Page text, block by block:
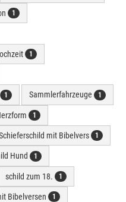
1
1
1 Sammlerfahrzeuge 1
1
mit Bibelvers 1
Hund 1
schild zum 18. 1
Bibelversen 1